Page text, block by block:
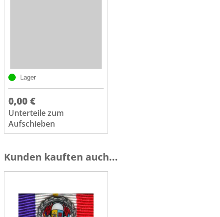
Lager
0,00 €
Unterteile zum
Aufschieben
Kunden kauften auch...